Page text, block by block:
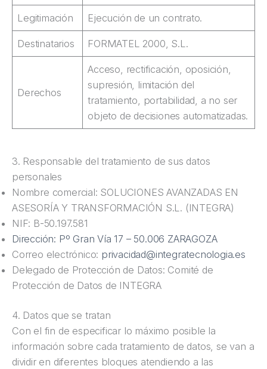
Legitimación Ejecución de un contrato.
Destinatarios FORMATEL 2000, S.L.
Derechos
Acceso, rectificación, oposición,
supresión, limitación del
tratamiento, portabilidad, a no ser
objeto de decisiones automatizadas.
3. Responsable del tratamiento de sus datos
personales
Nombre comercial: SOLUCIONES AVANZADAS EN
ASESORÍA Y TRANSFORMACIÓN S.L. (INTEGRA)
NIF: B-50.197.581
Dirección: Pº Gran Vía 17 – 50.006 ZARAGOZA
Correo electrónico: privacidad@integratecnologia.es
Delegado de Protección de Datos: Comité de
Protección de Datos de INTEGRA
4. Datos que se tratan
Con el fin de especificar lo máximo posible la
información sobre cada tratamiento de datos, se van a
dividir en diferentes bloques atendiendo a las